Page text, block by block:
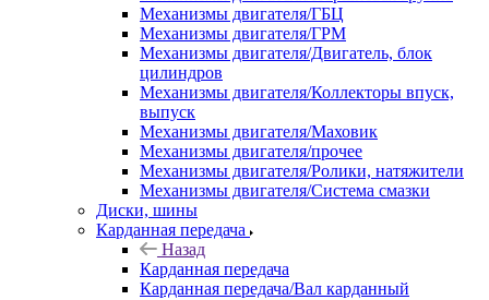
Механизмы двигателя/ГБЦ
Механизмы двигателя/ГРМ
Механизмы двигателя/Двигатель, блок
цилиндров
Механизмы двигателя/Коллекторы впуск,
выпуск
Механизмы двигателя/Маховик
Механизмы двигателя/прочее
Механизмы двигателя/Ролики, натяжители
Механизмы двигателя/Система смазки
Диски, шины
Карданная передача
Назад
Карданная передача
Карданная передача/Вал карданный